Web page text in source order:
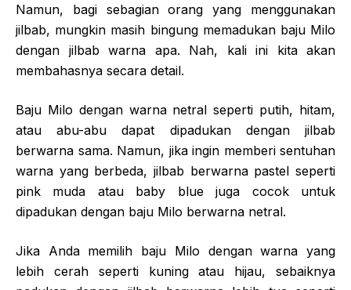
Namun, bagi sebagian orang yang menggunakan
jilbab, mungkin masih bingung memadukan baju Milo
dengan jilbab warna apa. Nah, kali ini kita akan
membahasnya secara detail.
Baju Milo dengan warna netral seperti putih, hitam,
atau abu-abu dapat dipadukan dengan jilbab
berwarna sama. Namun, jika ingin memberi sentuhan
warna yang berbeda, jilbab berwarna pastel seperti
pink muda atau baby blue juga cocok untuk
dipadukan dengan baju Milo berwarna netral.
Jika Anda memilih baju Milo dengan warna yang
lebih cerah seperti kuning atau hijau, sebaiknya